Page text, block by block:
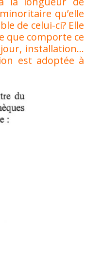
qu’elle
de celui-ci? Elle
que comporte ce
installation…
est adoptée à